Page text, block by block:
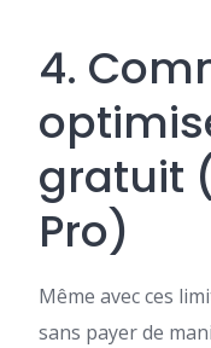
4.
gratuit
Pro)
Même avec ces
sans payer de